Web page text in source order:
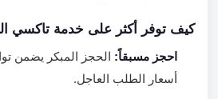
كيف توفر أكثر على خدمة تاكسي
احجز مسبقاً:الحجز المبكر يضمن
أسعار الطلب العاجل.